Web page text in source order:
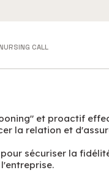
NURSING CALL
et proactif
la relation et
sécuriser la